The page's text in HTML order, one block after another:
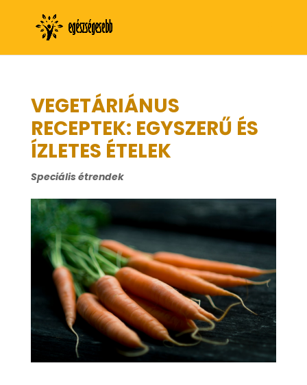
VEGETÁRIÁNUS
RECEPTEK: EGYSZERŰ ÉS
ÍZLETES ÉTELEK
Speciális étrendek